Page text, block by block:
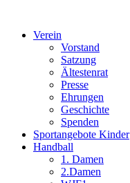
Verein
Vorstand
Satzung
Ältestenrat
Presse
Ehrungen
Geschichte
Spenden
Sportangebote Kinder
Handball
1. Damen
2.Damen